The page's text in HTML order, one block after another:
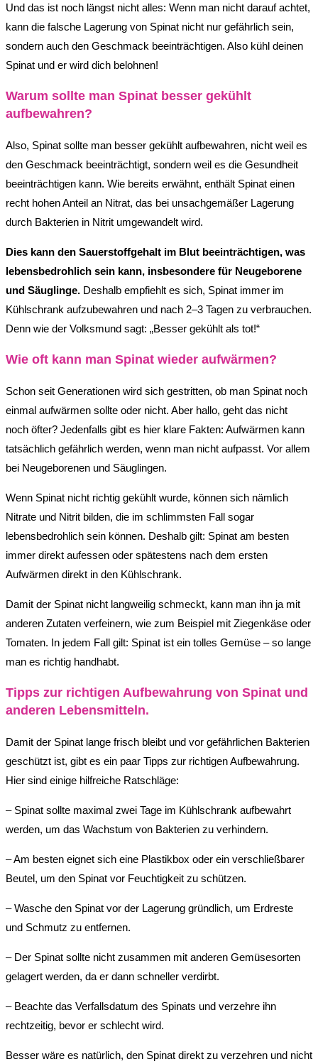
Und das ist noch längst nicht alles: Wenn man nicht darauf achtet,
kann die falsche Lagerung von Spinat nicht nur gefährlich sein,
sondern auch den Geschmack beeinträchtigen. Also kühl deinen
Spinat und er wird dich belohnen!
Warum sollte man Spinat besser gekühlt
aufbewahren?
Also, Spinat sollte man besser gekühlt aufbewahren, nicht weil es
den Geschmack beeinträchtigt, sondern weil es die Gesundheit
beeinträchtigen kann. Wie bereits erwähnt, enthält Spinat einen
recht hohen Anteil an Nitrat, das bei unsachgemäßer Lagerung
durch Bakterien in Nitrit umgewandelt wird.
Dies kann den Sauerstoffgehalt im Blut beeinträchtigen, was
lebensbedrohlich sein kann, insbesondere für Neugeborene
und Säuglinge. Deshalb empfiehlt es sich, Spinat immer im
Kühlschrank aufzubewahren und nach 2–3 Tagen zu verbrauchen.
Denn wie der Volksmund sagt: „Besser gekühlt als tot!“
Wie oft kann man Spinat wieder aufwärmen?
Schon seit Generationen wird sich gestritten, ob man Spinat noch
einmal aufwärmen sollte oder nicht. Aber hallo, geht das nicht
noch öfter? Jedenfalls gibt es hier klare Fakten: Aufwärmen kann
tatsächlich gefährlich werden, wenn man nicht aufpasst. Vor allem
bei Neugeborenen und Säuglingen.
Wenn Spinat nicht richtig gekühlt wurde, können sich nämlich
Nitrate und Nitrit bilden, die im schlimmsten Fall sogar
lebensbedrohlich sein können. Deshalb gilt: Spinat am besten
immer direkt aufessen oder spätestens nach dem ersten
Aufwärmen direkt in den Kühlschrank.
Damit der Spinat nicht langweilig schmeckt, kann man ihn ja mit
anderen Zutaten verfeinern, wie zum Beispiel mit Ziegenkäse oder
Tomaten. In jedem Fall gilt: Spinat ist ein tolles Gemüse – so lange
man es richtig handhabt.
Tipps zur richtigen Aufbewahrung von Spinat und
anderen Lebensmitteln.
Damit der Spinat lange frisch bleibt und vor gefährlichen Bakterien
geschützt ist, gibt es ein paar Tipps zur richtigen Aufbewahrung.
Hier sind einige hilfreiche Ratschläge:
– Spinat sollte maximal zwei Tage im Kühlschrank aufbewahrt
werden, um das Wachstum von Bakterien zu verhindern.
– Am besten eignet sich eine Plastikbox oder ein verschließbarer
Beutel, um den Spinat vor Feuchtigkeit zu schützen.
– Wasche den Spinat vor der Lagerung gründlich, um Erdreste
und Schmutz zu entfernen.
– Der Spinat sollte nicht zusammen mit anderen Gemüsesorten
gelagert werden, da er dann schneller verdirbt.
– Beachte das Verfallsdatum des Spinats und verzehre ihn
rechtzeitig, bevor er schlecht wird.
Besser wäre es natürlich, den Spinat direkt zu verzehren und nicht